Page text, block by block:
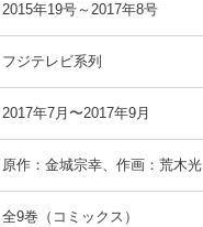
2015年19号～2017年8号
フジテレビ系列
2017年7月〜2017年9月
原作：金城宗幸、作画：荒木光
全9巻（コミックス）